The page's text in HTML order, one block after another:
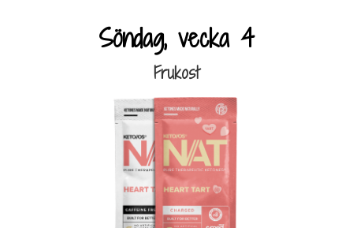
Söndag, vecka 4
Frukost